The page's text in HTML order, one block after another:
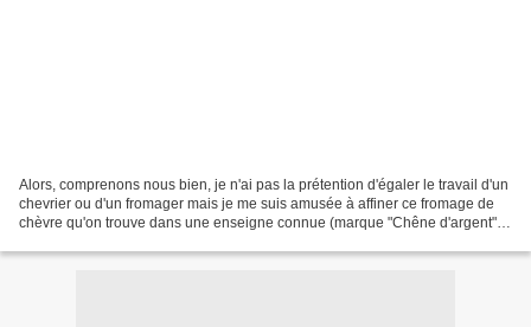
Alors, comprenons nous bien, je n'ai pas la prétention d'égaler le travail d'un
chevrier ou d'un fromager mais je me suis amusée à affiner ce fromage de
chèvre qu'on trouve dans une enseigne connue (marque "Chêne d'argent").